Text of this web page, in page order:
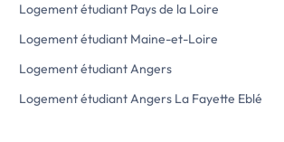
Logement étudiant Pays de la Loire
Logement étudiant Maine-et-Loire
Logement étudiant Angers
Logement étudiant Angers La Fayette Eblé